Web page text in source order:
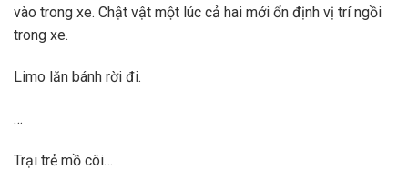
vào trong xe. Chật vật một lúc cả hai mới ổn định vị trí ngồi
trong xe.
Limo lăn bánh rời đi.
…
Trại trẻ mồ côi…